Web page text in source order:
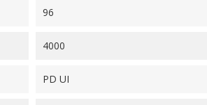
96
4000
PD UI